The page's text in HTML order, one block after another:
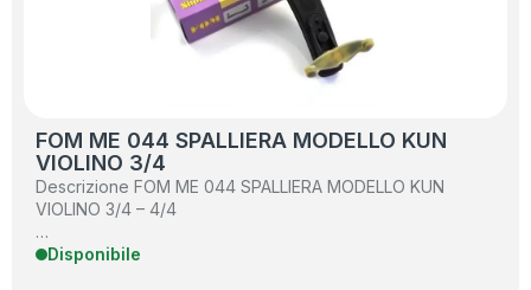
FOM ME 044 SPALLIERA MODELLO KUN
VIOLINO 3/4
Descrizione FOM ME 044 SPALLIERA MODELLO KUN
VIOLINO 3/4 – 4/4
…
Disponibile